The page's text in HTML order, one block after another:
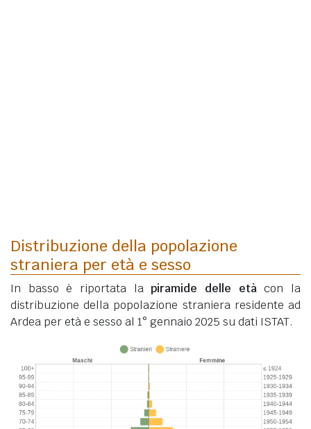
Distribuzione della popolazione
straniera per età e sesso
In basso è riportata lapiramide delle etàcon la
distribuzione della popolazione straniera residente ad
Ardea per età e sesso al 1° gennaio 2025 su dati ISTAT.